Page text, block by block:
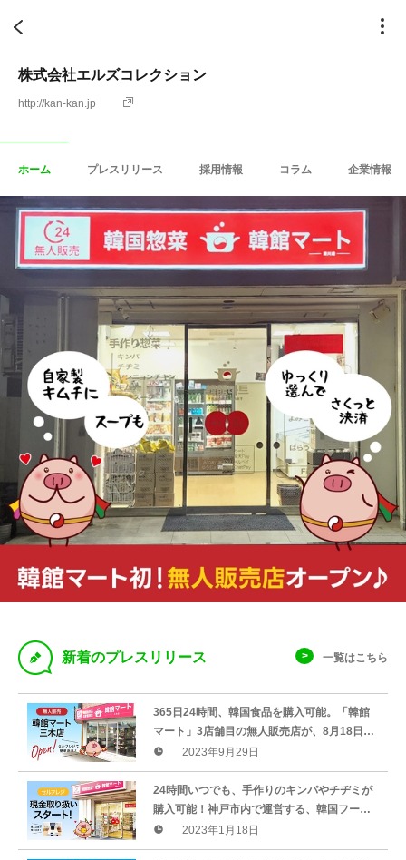
株式会社エルズコレクション
http://kan-kan.jp
ホーム プレスリリース 採用情報 コラム 企業情報
D 新着のプレスリリース 一覧はこちら
365日24時間、韓国食品を購入可能。「韓館
マート」3店舗目の無人販売店が、8月18日に
兵庫県三木市でオープン
2023年9月29日
24時間いつでも、手作りのキンパやチヂミが
購入可能！神戸市内で運営する、韓国フード
＆ドリンク専門店「韓館マート」の無人店舗
が、現金決済システムを導入
2023年1月18日